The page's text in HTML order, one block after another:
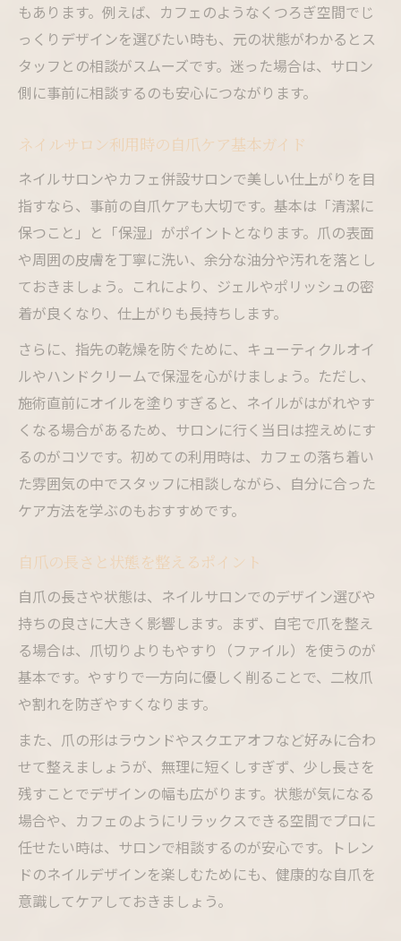
もあります。例えば、カフェのようなくつろぎ空間でじ
っくりデザインを選びたい時も、元の状態がわかるとス
タッフとの相談がスムーズです。迷った場合は、サロン
側に事前に相談するのも安心につながります。
ネイルサロン利用時の自爪ケア基本ガイド
ネイルサロンやカフェ併設サロンで美しい仕上がりを目
指すなら、事前の自爪ケアも大切です。基本は「清潔に
保つこと」と「保湿」がポイントとなります。爪の表面
や周囲の皮膚を丁寧に洗い、余分な油分や汚れを落とし
ておきましょう。これにより、ジェルやポリッシュの密
着が良くなり、仕上がりも長持ちします。
さらに、指先の乾燥を防ぐために、キューティクルオイ
ルやハンドクリームで保湿を心がけましょう。ただし、
施術直前にオイルを塗りすぎると、ネイルがはがれやす
くなる場合があるため、サロンに行く当日は控えめにす
るのがコツです。初めての利用時は、カフェの落ち着い
た雰囲気の中でスタッフに相談しながら、自分に合った
ケア方法を学ぶのもおすすめです。
自爪の長さと状態を整えるポイント
自爪の長さや状態は、ネイルサロンでのデザイン選びや
持ちの良さに大きく影響します。まず、自宅で爪を整え
る場合は、爪切りよりもやすり（ファイル）を使うのが
基本です。やすりで一方向に優しく削ることで、二枚爪
や割れを防ぎやすくなります。
また、爪の形はラウンドやスクエアオフなど好みに合わ
せて整えましょうが、無理に短くしすぎず、少し長さを
残すことでデザインの幅も広がります。状態が気になる
場合や、カフェのようにリラックスできる空間でプロに
任せたい時は、サロンで相談するのが安心です。トレン
ドのネイルデザインを楽しむためにも、健康的な自爪を
意識してケアしておきましょう。